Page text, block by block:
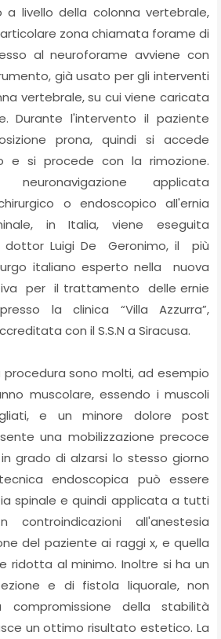
livello della colonna vertebrale,
zona chiamata forame di
al neuroforame avviene con
già usato per gli interventi
vertebrale, su cui viene caricata
Durante l'intervento il paziente
prona, quindi si accede
e si procede con la rimozione.
applicata
o endoscopico all'ernia
in Italia, viene eseguita
dottor Luigi De Geronimo, il più
italiano esperto nella nuova
per il trattamento delle ernie
la clinica “Villa Azzurra”,
con il S.S.N a Siracusa.
sono molti, ad esempio
muscolare, essendo i muscoli
e un minore dolore post
una mobilizzazione precoce
grado di alzarsi lo stesso giorno
endoscopica può essere
spinale e quindi applicata a tutti
all'anestesia
del paziente ai raggi x, e quella
ridotta al minimo. Inoltre si ha un
e di fistola liquorale, non
compromissione della stabilità
un ottimo risultato estetico. La